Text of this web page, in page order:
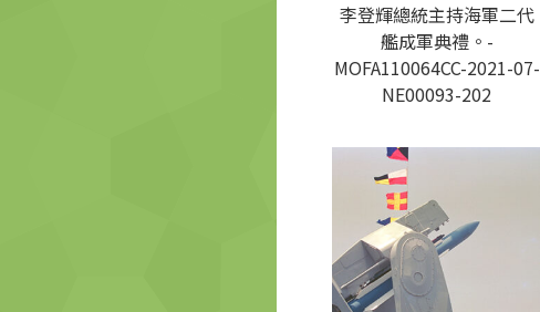
李登輝總統主持海軍二代
艦成軍典禮。-
MOFA110064CC-2021-07-
NE00093-202